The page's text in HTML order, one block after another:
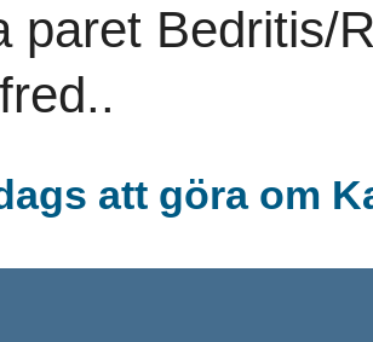
paret Bedritis/
att göra om